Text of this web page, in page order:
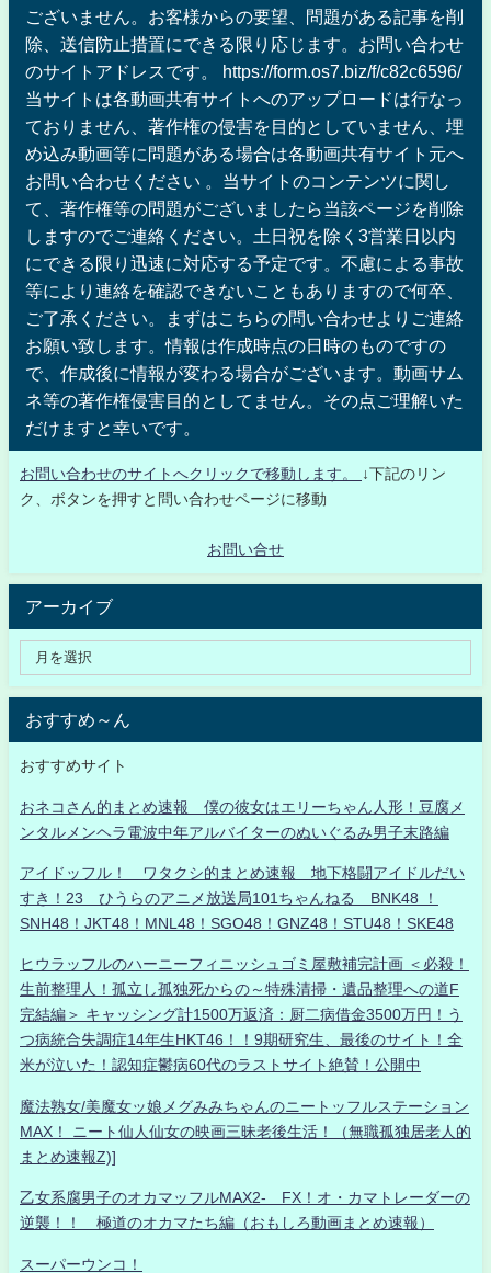
ございません。お客様からの要望、問題がある記事を削
除、送信防止措置にできる限り応じます。お問い合わせ
のサイトアドレスです。 https://form.os7.biz/f/c82c6596/
当サイトは各動画共有サイトへのアップロードは行なっ
ておりません、著作権の侵害を目的としていません、埋
め込み動画等に問題がある場合は各動画共有サイト元へ
お問い合わせください 。当サイトのコンテンツに関し
て、著作権等の問題がございましたら当該ページを削除
しますのでご連絡ください。土日祝を除く3営業日以内
にできる限り迅速に対応する予定です。不慮による事故
等により連絡を確認できないこともありますので何卒、
ご了承ください。まずはこちらの問い合わせよりご連絡
お願い致します。情報は作成時点の日時のものですの
で、作成後に情報が変わる場合がございます。動画サム
ネ等の著作権侵害目的としてません。その点ご理解いた
だけますと幸いです。
お問い合わせのサイトへクリックで移動します。
↓下記のリン
ク、ボタンを押すと問い合わせページに移動
お問い合せ
アーカイブ
おすすめ～ん
おすすめサイト
おネコさん的まとめ速報 僕の彼女はエリーちゃん人形！豆腐メ
ンタルメンヘラ電波中年アルバイターのぬいぐるみ男子末路編
アイドッフル！ ワタクシ的まとめ速報 地下格闘アイドルだい
すき！23 ひうらのアニメ放送局101ちゃんねる BNK48 ！
SNH48！JKT48！MNL48！SGO48！GNZ48！STU48！SKE48
ヒウラッフルのハーニーフィニッシュゴミ屋敷補完計画 ＜必殺！
生前整理人！孤立し孤独死からの～特殊清掃・遺品整理への道F
完結編＞ キャッシング計1500万返済：厨二病借金3500万円！う
つ病統合失調症14年生HKT46！！9期研究生、最後のサイト！全
米が泣いた！認知症鬱病60代のラストサイト絶賛！公開中
魔法熟女/美魔女ッ娘メグみみちゃんのニートッフルステーション
MAX！ ニート仙人仙女の映画三昧老後生活！（無職孤独居老人的
まとめ速報Z)]
乙女系腐男子のオカマッフルMAX2- FX！オ・カマトレーダーの
逆襲！！ 極道のオカマたち編（おもしろ動画まとめ速報）
スーパーウンコ！